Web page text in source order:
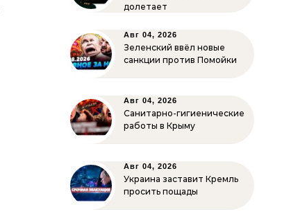
долетает
Авг 04, 2026
Зеленский ввёл новые
санкции против Помойки
Авг 04, 2026
Санитарно-гигиенические
работы в Крыму
Авг 04, 2026
Украина заставит Кремль
просить пощады